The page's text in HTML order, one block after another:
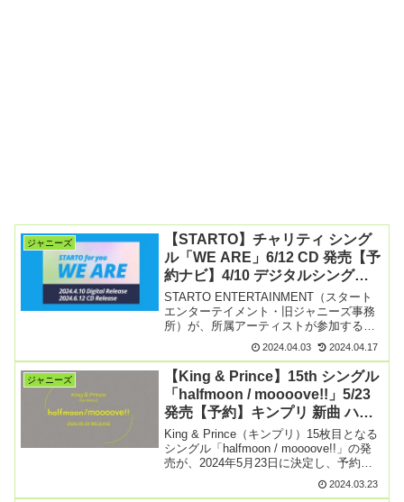
ジャニーズ
【STARTO】チャリティ シング
ル「WE ARE」6/12 CD 発売【予
約ナビ】4/10 デジタルシングル
先行配信も！詳細まとめ
STARTO ENTERTAINMENT（スタート
エンターテイメント・旧ジャニーズ事務
所）が、所属アーティストが参加するプ
ロジェクト「STARTO for you」を始動す
ることを発表！チャリティーシングル
『WE ARE』の予約情報をまとめ【続き
を読む】
2024.04.03 2024.04.17
ジャニーズ
【King & Prince】15th シングル
「halfmoon / moooove!!」5/23
発売【予約】キンプリ 新曲 ハー
フムーン ムーブ
King & Prince（キンプリ）15枚目となる
シングル「halfmoon / moooove!!」の発
売が、2024年5月23日に決定し、予約受
付が開始しました。King & Prince 15th
シングル「halfmoon / m【続きを読む】
2024.03.23